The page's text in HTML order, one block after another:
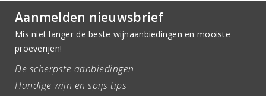
Aanmelden nieuwsbrief
Mis niet langer de beste wijnaanbiedingen en mooiste
proeverijen!
De scherpste aanbiedingen
Handige wijn en spijs tips